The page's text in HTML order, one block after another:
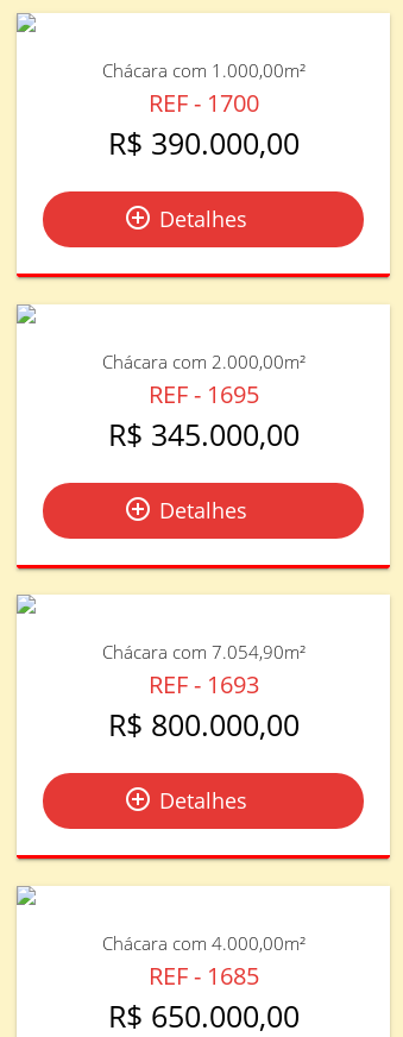
Chácara com 1.000,00m²
REF - 1700
R$ 390.000,00
add_circle_outline Detalhes
Chácara com 2.000,00m²
REF - 1695
R$ 345.000,00
add_circle_outline Detalhes
Chácara com 7.054,90m²
REF - 1693
R$ 800.000,00
add_circle_outline Detalhes
Chácara com 4.000,00m²
REF - 1685
R$ 650.000,00